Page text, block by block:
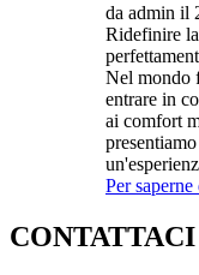
da admin il
Ridefinire
Nel mondo
entrare in
ai comfort
Per
CONTATTACI